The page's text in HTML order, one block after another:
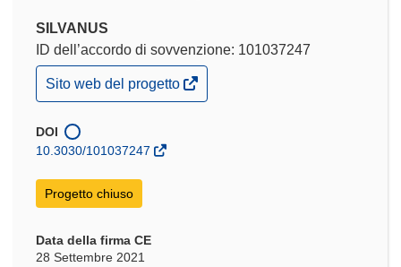
SILVANUS
ID dell’accordo di sovvenzione: 101037247
(si
apre
una
nuova
Sito web del progetto
DOI
10.3030/101037247
Progetto chiuso
Data della firma CE
28 Settembre 2021